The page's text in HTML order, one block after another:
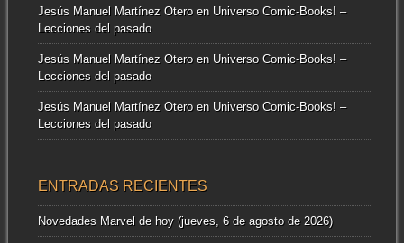
Jesús Manuel Martínez Oteroen Universo Comic-Books! –
Lecciones del pasado
Jesús Manuel Martínez Oteroen Universo Comic-Books! –
Lecciones del pasado
Jesús Manuel Martínez Oteroen Universo Comic-Books! –
Lecciones del pasado
ENTRADAS RECIENTES
Novedades Marvel de hoy (jueves, 6 de agosto de 2026)